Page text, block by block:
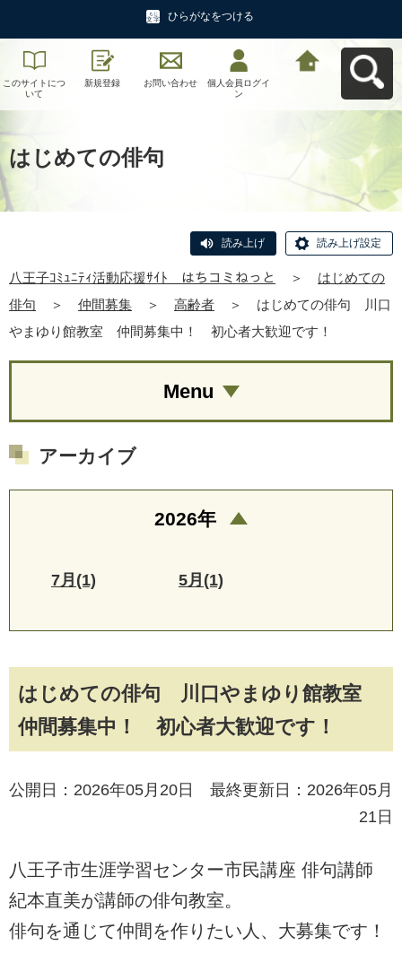
ひらがなをつける
このサイトにつ
いて
新規登録 お問い合わせ
個人会員ログイ
ン
はじめての俳句
読み上げ 読み上げ設定
八王子ｺﾐｭﾆﾃｨ活動応援ｻｲﾄ はちコミねっと ＞
はじめての
俳句
＞ 仲間募集 ＞ 高齢者 ＞
はじめての俳句 川口
やまゆり館教室 仲間募集中！ 初心者大歓迎です！
はじめての俳句 川口やまゆり館教室
仲間募集中！ 初心者大歓迎です！
公開日：2026年05月20日 最終更新日：2026年05月
21日
八王子市生涯学習センター市民講座 俳句講師
紀本直美が講師の俳句教室。
俳句を通じて仲間を作りたい人、大募集です！
Menu
アーカイブ
2026年
7月(1) 5月(1)